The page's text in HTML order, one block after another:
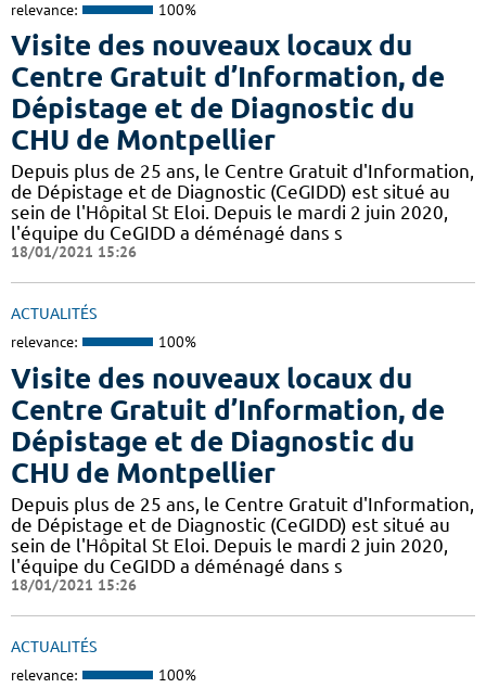
relevance: 100%
Visite des nouveaux locaux du
Centre Gratuit d’Information, de
Dépistage et de Diagnostic du
CHU de Montpellier
Depuis plus de 25 ans, le Centre Gratuit d'Information,
de Dépistage et de Diagnostic (CeGIDD) est situé au
sein de l'Hôpital St Eloi. Depuis le mardi 2 juin 2020,
l'équipe du CeGIDD a déménagé dans s
18/01/2021 15:26
ACTUALITÉS
relevance: 100%
Visite des nouveaux locaux du
Centre Gratuit d’Information, de
Dépistage et de Diagnostic du
CHU de Montpellier
Depuis plus de 25 ans, le Centre Gratuit d'Information,
de Dépistage et de Diagnostic (CeGIDD) est situé au
sein de l'Hôpital St Eloi. Depuis le mardi 2 juin 2020,
l'équipe du CeGIDD a déménagé dans s
18/01/2021 15:26
ACTUALITÉS
relevance: 100%